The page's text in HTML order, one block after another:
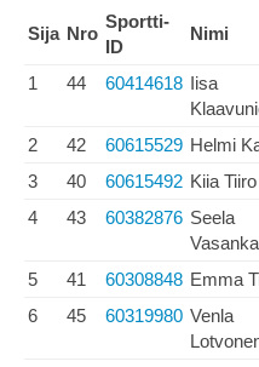
Sija Nro
Sportti-
ID
Nimi
1 44 60414618 Iisa
2 42 60615529 Helmi
3
40 60615492 Kiia Tiiro
4
43 60382876 Seela
5 41 60308848 Emma
6
45 60319980 Venla